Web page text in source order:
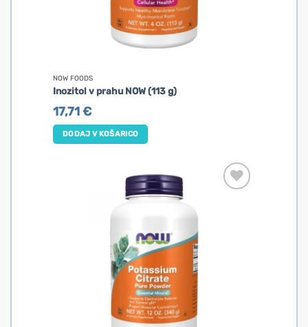
NOW FOODS
Inozitol v prahu NOW (113 g)
17,71€
DODAJ V KOŠARICO